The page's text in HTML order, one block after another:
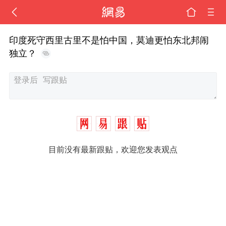
印度死守西里古里不是怕中国，莫迪更怕东北邦闹
独立？
目前没有最新跟贴，欢迎您发表观点